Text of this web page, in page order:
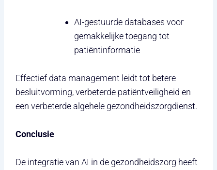
AI-gestuurde databases voor
gemakkelijke toegang tot
patiëntinformatie
Effectief data management leidt tot betere
besluitvorming, verbeterde patiëntveiligheid en
een verbeterde algehele gezondheidszorgdienst.
Conclusie
De integratie van AI in de gezondheidszorg heeft